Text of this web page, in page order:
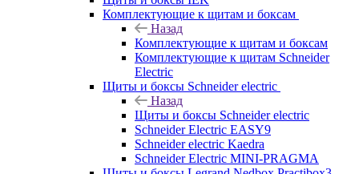
Комплектующие к щитам и боксам
Назад
Комплектующие к щитам и боксам
Комплектующие к щитам Schneider
Electric
Щиты и боксы Schneider electric
Назад
Щиты и боксы Schneider electric
Schneider Electric EASY9
Schneider electric Kaedra
Schneider Electric MINI-PRAGMA